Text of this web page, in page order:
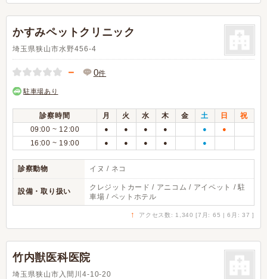
かすみペットクリニック
埼玉県狭山市水野456-4
－ 0件
駐車場あり
診察時間 月 火 水 木 金 土 日
祝
09:00 ~ 12:00
● ● ● ● ● ●
16:00 ~ 19:00 ● ● ● ● ●
診察動物 イヌ / ネコ
設備・取り扱い
クレジットカード / アニコム / アイペット / 駐
車場 / ペットホテル
↑ アクセス数: 1,340 [7月: 65 | 6月: 37 ]
竹内獣医科医院
埼玉県狭山市入間川4-10-20